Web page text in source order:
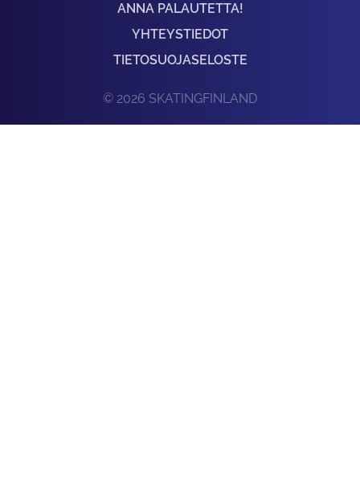
ANNA PALAUTETTA!
YHTEYSTIEDOT
TIETOSUOJASELOSTE
© 2026 SKATINGFINLAND